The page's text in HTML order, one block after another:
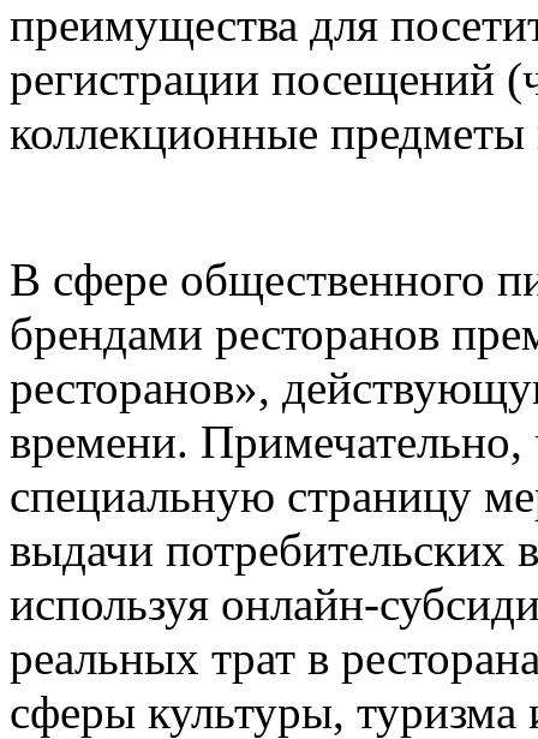
преимущества для
регистрации посещений
коллекционные
В сфере общественного
брендами ресторанов
ресторанов»,
времени. Примечательно,
специальную страницу
выдачи потребительских
используя онлайн-
реальных трат в
сферы культуры, туризма